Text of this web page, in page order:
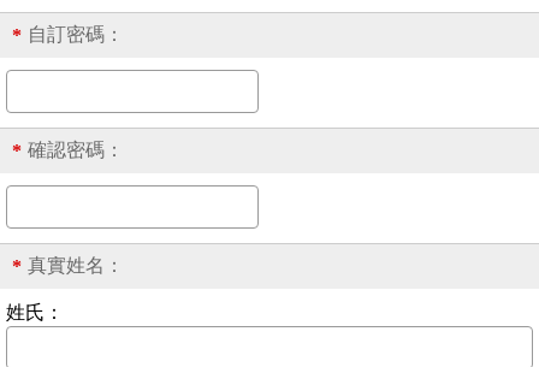
* 自訂密碼：
* 確認密碼：
* 真實姓名：
姓氏：